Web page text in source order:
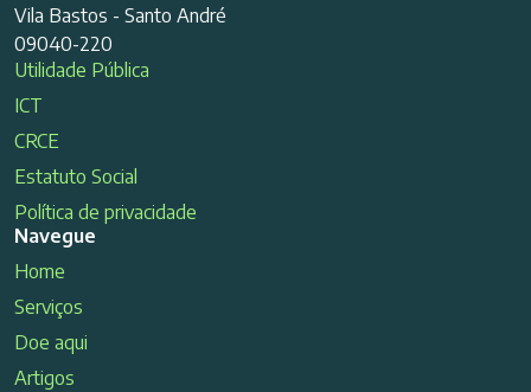
Vila Bastos - Santo André
09040-220
Utilidade Pública
ICT
CRCE
Estatuto Social
Política de privacidade
Navegue
Home
Serviços
Doe aqui
Artigos